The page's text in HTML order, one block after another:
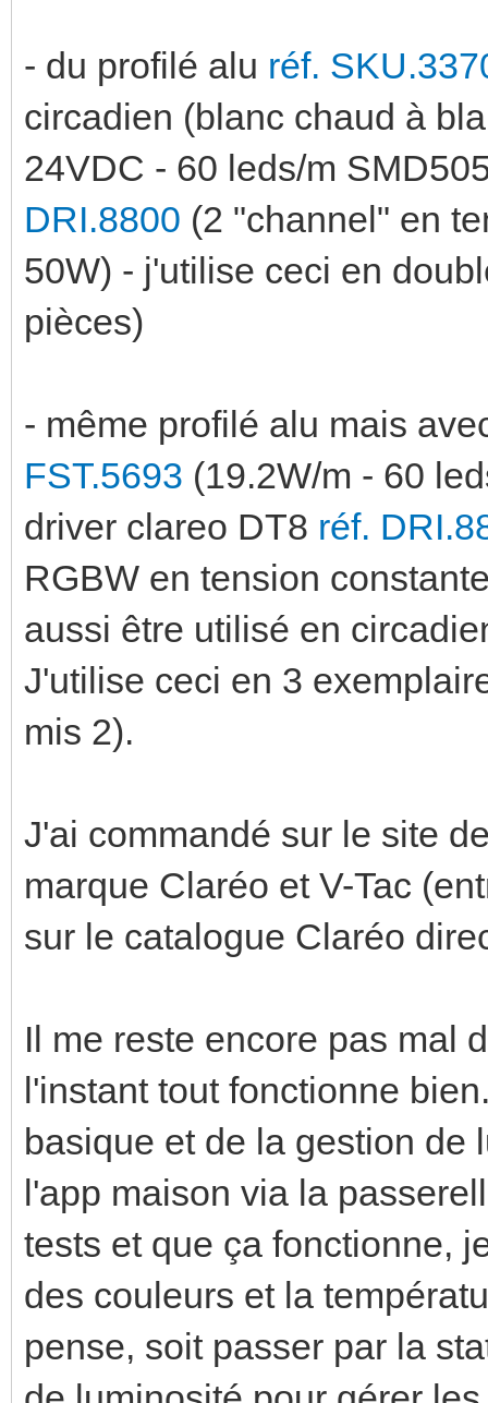
- du profilé alu réf.
circadien (blanc chaud à
24VDC - 60 leds/m
DRI.8800 (2 "channel" en
50W) - j'utilise ceci en
pièces)
- même profilé alu mais
FST.5693 (19.2W/m - 60
driver clareo DT8 réf.
RGBW en tension
aussi être utilisé en
J'utilise ceci en 3
mis 2).
J'ai commandé sur le site
marque Claréo et V-Tac
sur le catalogue Claréo
Il me reste encore pas mal
l'instant tout fonctionne
basique et de la gestion de
l'app maison via la
tests et que ça fonctionne,
des couleurs et la
pense, soit passer par la